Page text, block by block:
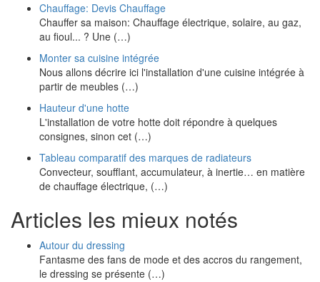
Chauffage: Devis Chauffage
Chauffer sa maison: Chauffage électrique, solaire, au gaz,
au fioul... ? Une (…)
Monter sa cuisine intégrée
Nous allons décrire ici l'installation d'une cuisine intégrée à
partir de meubles (…)
Hauteur d'une hotte
L'installation de votre hotte doit répondre à quelques
consignes, sinon cet (…)
Tableau comparatif des marques de radiateurs
Convecteur, soufflant, accumulateur, à inertie… en matière
de chauffage électrique, (…)
Articles les mieux notés
Autour du dressing
Fantasme des fans de mode et des accros du rangement,
le dressing se présente (…)